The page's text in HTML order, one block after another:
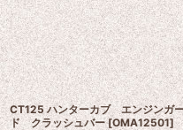
CT125 ハンターカブ エンジンガ
ド クラッシュバー [OMA12501]